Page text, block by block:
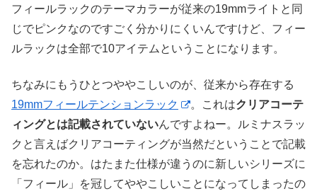
フィールラックのテーマカラーが従来の19mmライトと同
じでピンクなのですごく分かりにくいんですけど、フィー
ルラックは全部で10アイテムということになります。
ちなみにもうひとつややこしいのが、従来から存在する
19mmフィールテンションラック
。これはクリアコーテ
ィングとは記載されていないんですよねー。ルミナスラッ
クと言えばクリアコーティングが当然だということで記載
を忘れたのか。はたまた仕様が違うのに新しいシリーズに
「フィール」を冠してややこしいことになってしまったの